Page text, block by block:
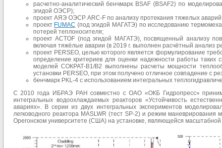
расчетно-аналитический бенчмарк BSAF (BSAF2) по
эгидой ОЭСР);
проект АЯЭ ОЭСР ARC-F по анализу протекания тяжелых
проект FUMAC (под эгидой МАГАТЭ) по исследованию
потерей теплоносителя;
проект ACTOF (под эгидой МАГАТЭ), посвященный анализу
включая тяжёлые аварии (в 2019 г. выполнен расчётный анализ
проект PERSEO, целью которого является формулирование
определение критериев для оценки надежности работы
моделей СОКРАТ-В1/В2 выполнены расчеты мощности
установки PERSEO, при этом получено отличное совпадение с
бенчмарк PKL-4 с использованием интегральных
С 2010 года ИБРАЭ РАН совместно с ОАО «ОКБ Гидропресс»
интегральных водо­охлаждаемых реакторов «Устойчивость
авариях». В серии из двух интегральных экспериментов
легководного реактора MASLWR (тест SP-2) и режим
Орегонском университете (США) на установке, являющейся